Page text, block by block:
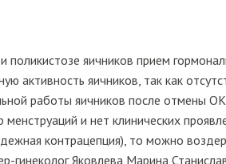
поликистозе яичников прием
активность яичников, так как
работы яичников после отмены
менструаций и нет клинических
контрацепция), то можно
гинеколог Яковлева Марина